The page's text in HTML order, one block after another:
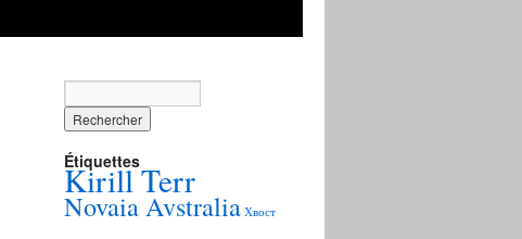
Étiquettes
Kirill Terr
Novaia Avstralia Хвост